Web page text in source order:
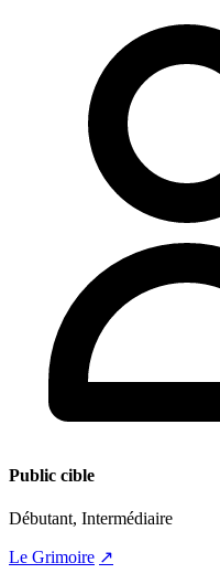
Public cible
Débutant, Intermédiaire
Le Grimoire ↗